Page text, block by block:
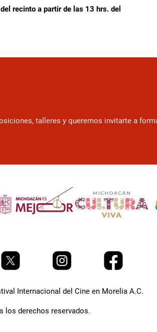
recinto a partir de las 13 hrs. del
talleres y queremos invitarte a
Internacional del Cine en Morelia A.C.
los derechos reservados.